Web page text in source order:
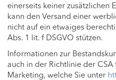
einerseits keiner zusätzlichen
kann den Versand einer
nicht auf ein etwaiges
Abs. 1 lit. f DSGVO stützen.
Informationen zur
auch in der Richtlinie der CSA
Marketing, welche Sie unter